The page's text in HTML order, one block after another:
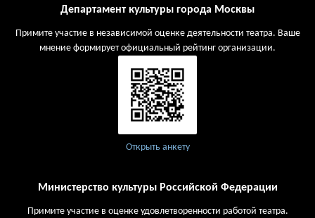
Департамент культуры города Москвы
Примите участие в независимой оценке деятельности театра. Ваше
мнение формирует официальный рейтинг организации.
Открыть анкету
Министерство культуры Российской Федерации
Примите участие в оценке удовлетворенности работой театра.